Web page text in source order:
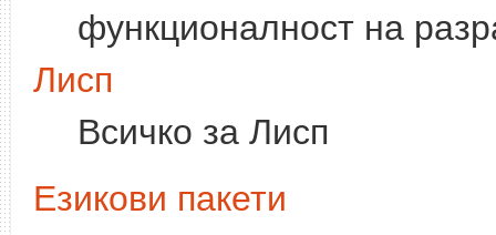
функционалност на
Лисп
Всичко за Лисп
Езикови пакети